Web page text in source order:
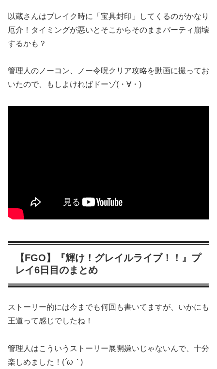
以蔵さんはブレイク時に「宝具封印」してくるのがかなり
厄介！タイミングが悪いとそこからそのままパーティ崩壊
するかも？
管理人のノーコン、ノー令呪クリア攻略を動画に撮ってお
いたので、もしよければドーゾ(・∀・)
【FGO】『輝け！グレイルライブ！！』プ
レイ6日目のまとめ
ストーリー的には今までも何回も書いてますが、いかにも
王道って感じでしたね！
管理人はこういうストーリー展開嫌いじゃないんで、十分
楽しめました！(´ω｀ )